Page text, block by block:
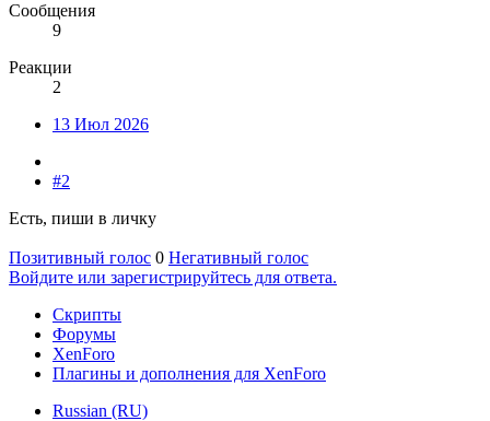
Сообщения
9
Реакции
2
13 Июл 2026
#2
Есть, пиши в личку
Позитивный голос 0 Негативный голос
Войдите или зарегистрируйтесь для ответа.
Скрипты
Форумы
XenForo
Плагины и дополнения для XenForo
Russian (RU)